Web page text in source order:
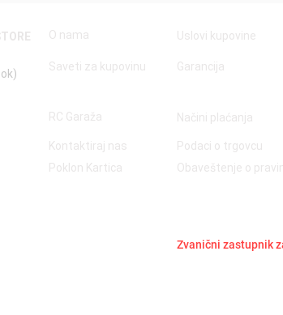
O nama
Saveti za kupovinu
RC Garaža
Kontaktiraj nas
Poklon Kartica
Uslovi kupovine
Garancija
Načini plaćanja
Podaci o trgovcu
Obaveštenje o
Zvanični zastupnik